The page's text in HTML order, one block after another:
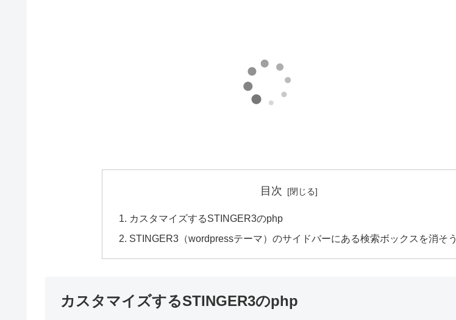
目次
カスタマイズするSTINGER3のphp
STINGER3（wordpressテーマ）のサイドバーにある検索ボックスを消そう
カスタマイズするSTINGER3のphp